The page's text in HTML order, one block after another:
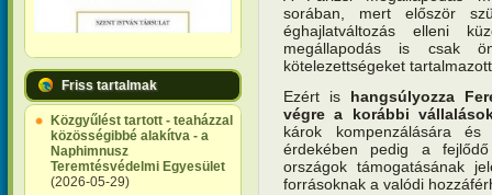
Friss tartalmak
Közgyűlést tartott - teaházzal
közösségibbé alakítva - a
Naphimnusz
Teremtésvédelmi Egyesület
(2026-05-29)
sorában, mert először
éghajlatváltozás elleni
megállapodás is csak
kötelezettségeket
Ezért is hangsúlyozza
végre a korábbi
károk kompenzálására
érdekében pedig a
országok támogatásának
forrásoknak a valódi